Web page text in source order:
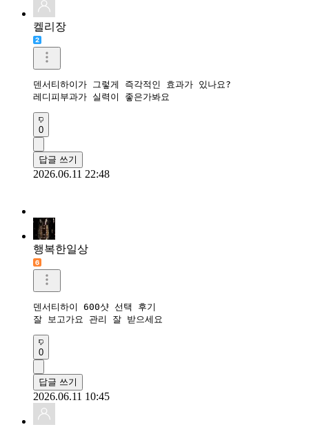
켈리장
덴서티하이가 그렇게 즉각적인 효과가 있나요?
레디피부과가 실력이 좋은가봐요
0
답글 쓰기
2026.06.11 22:48
행복한일상
덴서티하이 600샷 선택 후기
잘 보고가요 관리 잘 받으세요
0
답글 쓰기
2026.06.11 10:45